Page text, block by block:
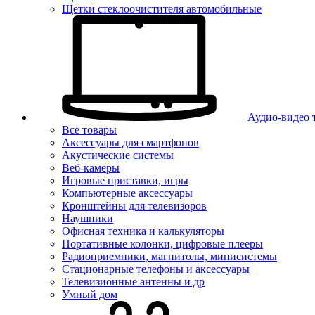
Щетки стеклоочистителя автомобильные
Аудио-видео
Все товары
Аксессуары для смартфонов
Акустические системы
Веб-камеры
Игровые приставки, игры
Компьютерные аксессуары
Кронштейны для телевизоров
Наушники
Офисная техника и калькуляторы
Портативные колонки, цифровые плееры
Радиоприемники, магнитолы, минисистемы
Стационарные телефоны и аксессуары
Телевизионные антенны и др
Умный дом